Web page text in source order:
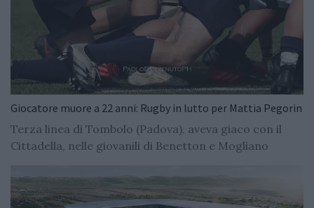
Giocatore muore a 22 anni: Rugby in lutto per Mattia Pegorin
Terza linea di Tombolo (Padova), aveva giaco con il
Cittadella, nelle giovanili di Benetton e Mogliano